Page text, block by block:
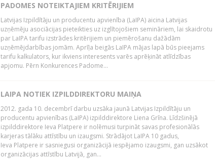
PADOMES NOTEIKTAJIEM KRITĒRIJIEM
Latvijas Izpildītāju un producentu apvienība (LaIPA) aicina Latvijas
uzņēmēju asociācijas pieteikties uz izglītojošiem semināriem, lai skaidrotu
par LaIPA tarifu izstrādes kritērijiem un piemērošanu dažādām
uzņēmējdarbības jomām. Aprīļa beigās LaIPA mājas lapā būs pieejams
tarifu kalkulators, kur ikviens interesents varēs aprēķināt atlīdzības
apjomu. Pērn Konkurences Padome...
LAIPA NOTIEK IZPILDDIREKTORU MAIŅA
2012. gada 10. decembrī darbu uzsāka jaunā Latvijas Izpildītāju un
producentu apvienības (LaIPA) izpilddirektore Liena Grīna. Līdzšinējā
izpilddirektore Ieva Platpere ir nolēmusi turpināt savas profesionālās
karjeras tālāku attīstību un izaugsmi. Strādājot LaIPA 10 gadus,
Ieva Platpere ir sasniegusi organizācijā iespējamo izaugsmi, gan uzsākot
organizācijas attīstību Latvijā, gan...